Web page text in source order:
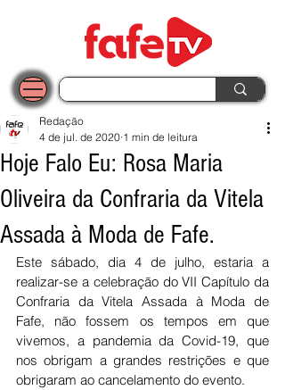
Hoje Falo Eu: Rosa Maria
Oliveira da Confraria da Vitela
Assada à Moda de Fafe.
Redação
4 de jul. de 2020 1 min de leitura
Este sábado, dia 4 de julho, estaria a
realizar-se a celebração do VII Capítulo da
Confraria da Vitela Assada à Moda de
Fafe, não fossem os tempos em que
vivemos, a pandemia da Covid-19, que
nos obrigam a grandes restrições e que
obrigaram ao cancelamento do evento.